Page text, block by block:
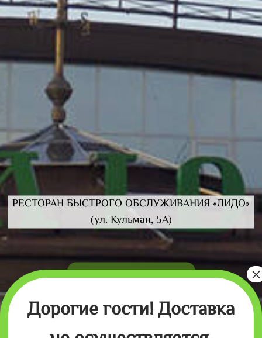
РЕСТОРАН БЫСТРОГО ОБСЛУЖИВАНИЯ «ЛИДО»
(ул. Кульман, 5А)
Заказать доставку
Дорогие гости! Доставка